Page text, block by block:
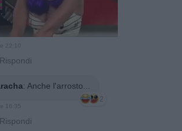
22:10
Rispondi
: Anche l'arrosto...
2
16:35
Rispondi